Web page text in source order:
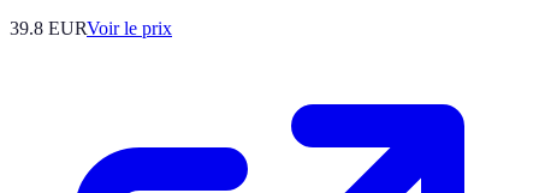
39.8 EURVoir le prix